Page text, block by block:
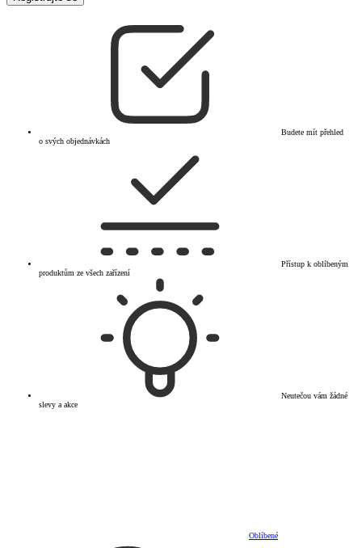
Budete mít přehled
o svých objednávkách
Přístup k oblíbeným
produktům ze všech zařízení
Neutečou vám žádné
slevy a akce
Oblíbené